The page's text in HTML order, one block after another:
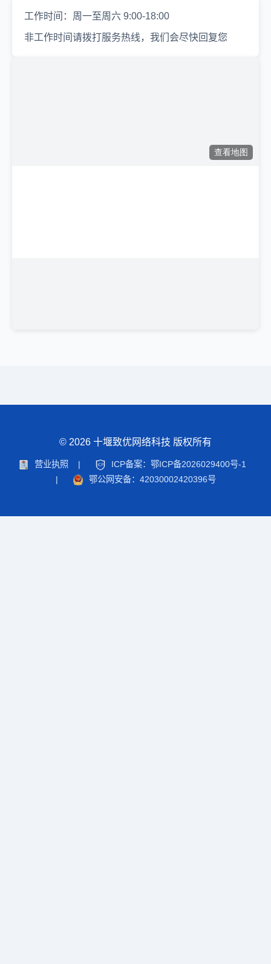
工作时间：周一至周六 9:00-18:00
非工作时间请拨打服务热线，我们会尽快回复您
© 2026 十堰致优网络科技 版权所有
营业执照 |
ICP备案：鄂ICP备2026029400号-1
|
鄂公网安备：42030002420396号